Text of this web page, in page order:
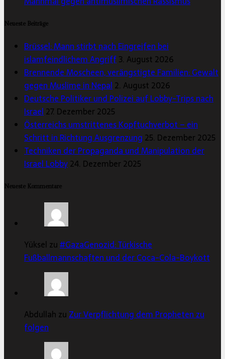
Neueste Beiträge
Brüssel: Mann stirbt nach Eingreifen bei
islamfeindlichem Angriff3. August 2026
Brennende Moscheen, verängstigte Familien: Gewalt
gegen Muslime in Nepal 2. August 2026
Deutsche Politiker und Polizei auf Lobby-Trips nach
Israel 27. Dezember 2025
Österreichs umstrittenes Kopftuchverbot – ein
Schritt in Richtung Ausgrenzung 25. Dezember 2025
Techniken der Propaganda und Manipulation der
Israel Lobby24. Dezember 2025
Neueste Kommentare
Yüksel zu#GazaGenozid: Türkische
Fußballmannschaften und der Coca-Cola-Boykott
Abdullah zu Zur Verpflichtung dem Propheten zu
folgen